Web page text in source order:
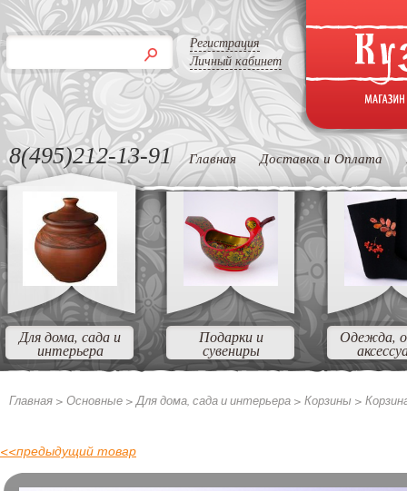
Регистрация
Личный кабинет
8(495)212-13-91 Главная Доставка и Оплата
Для дома, сада и
интерьера
Подарки и
сувениры
Одежда,
Главная > Основные >Для дома, сада и интерьера > Корзины >
<<предыдущий товар